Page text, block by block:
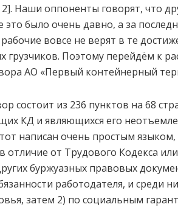
Наши оппоненты говорят, что
было очень давно, а за
вовсе не верят в те
грузчиков. Поэтому перейдём к
АО «Первый контейнерный
состоит из 236 пунктов на 68
КД и являющихся его
написан очень простым языком,
отличие от Трудового Кодекса
буржуазных правовых
работодателя, и среди
затем 2) по социальным